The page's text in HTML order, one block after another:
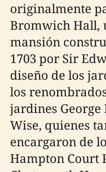
originalmente
Bromwich Hall,
mansión
1703 por Sir
diseño de los
los
jardines
Wise, quienes
encargaron de
Hampton Court